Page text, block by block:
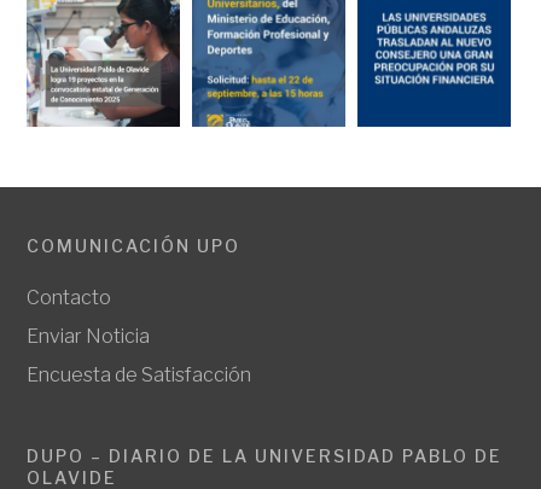
COMUNICACIÓN UPO
Contacto
Enviar Noticia
Encuesta de Satisfacción
DUPO – DIARIO DE LA UNIVERSIDAD PABLO DE
OLAVIDE